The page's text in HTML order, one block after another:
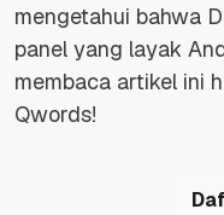
mengetahui bahwa
panel yang layak
membaca artikel ini
Qwords!